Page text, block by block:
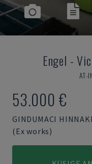
Engel -
AT-
53.000 €
GINDUMACI
(Ex works)